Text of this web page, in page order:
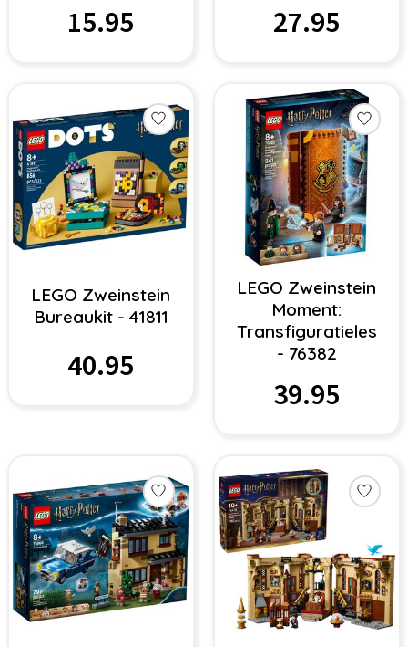
15.95 27.95
LEGO Zweinstein
Bureaukit - 41811
40.95
LEGO Zweinstein
Moment:
Transfiguratieles
- 76382
39.95